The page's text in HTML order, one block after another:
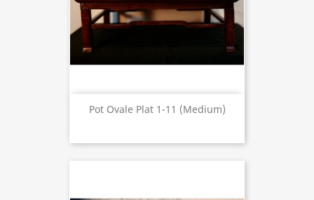
Pot Ovale Plat 1-11 (medium)